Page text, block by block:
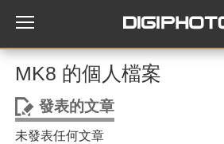
MK8 的個人檔案
發表的文章
未發表任何文章